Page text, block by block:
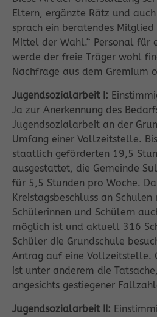
Eltern, ergänzte Rätz und
sprach ein beratendes Mitglied
Mittel der Wahl.“ Personal für
werde der freie Träger wohl
Nachfrage aus dem Gremium
Jugendsozialarbeit I:
Ja zur Anerkennung des
Jugendsozialarbeit an der
Umfang einer Vollzeitstelle.
staatlich geförderten 19,5
ausgestattet, die Gemeinde
für 5,5 Stunden pro Woche.
Kreistagsbeschluss an
Schülerinnen und Schülern
möglich ist und aktuell 316
Schüler die Grundschule
Antrag auf eine Vollzeitstelle.
ist unter anderem die
angesichts gestiegener
Jugendsozialarbeit II: